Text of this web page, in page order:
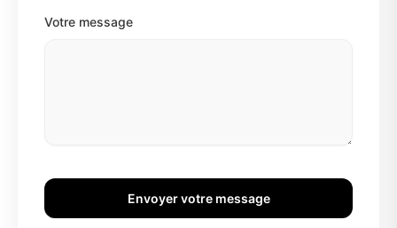
Votre message
Envoyer votre message